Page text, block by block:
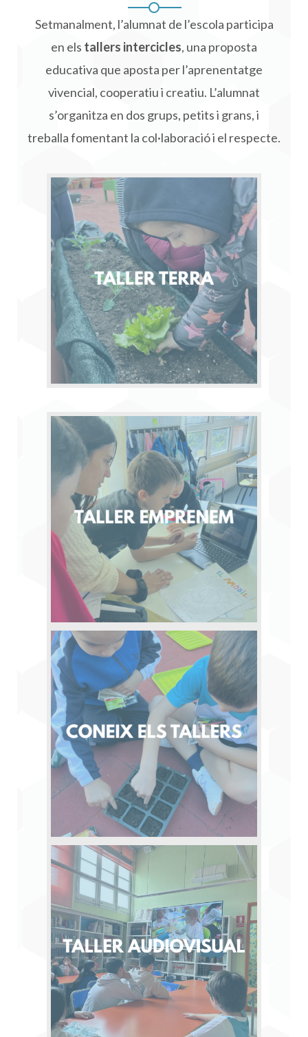
Setmanalment, l’alumnat de l’escola participa
en els tallers intercicles, una proposta
educativa que aposta per l’aprenentatge
vivencial, cooperatiu i creatiu. L’alumnat
s’organitza en dos grups, petits i grans, i
treballa fomentant la col·laboració i el respecte.